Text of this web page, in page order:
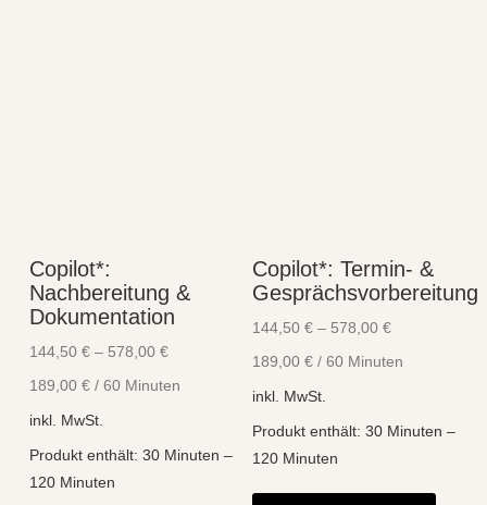
gewählt
Copilot*:
Nachbereitung &
Dokumentation
144,50 €– 578,00 €
189,00 €/ 60 Minuten
inkl. MwSt.
Produkt enthält: 30 Minuten –
120 Minuten
Copilot*: Termin- &
Gesprächsvorbereitung
144,50 €– 578,00 €
189,00 €/ 60 Minuten
inkl. MwSt.
Produkt enthält: 30 Minuten –
120 Minuten